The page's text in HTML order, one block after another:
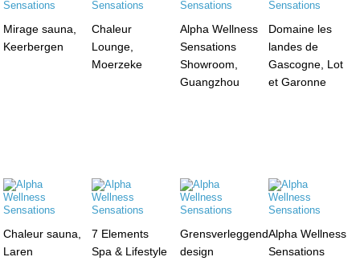
Mirage sauna,
Keerbergen
Chaleur
Lounge,
Moerzeke
Alpha Wellness
Sensations
Showroom,
Guangzhou
Domaine les
landes de
Gascogne, Lot
et Garonne
Chaleur sauna,
Laren
7 Elements
Spa & Lifestyle
Grensverleggend
design
Alpha Wellness
Sensations